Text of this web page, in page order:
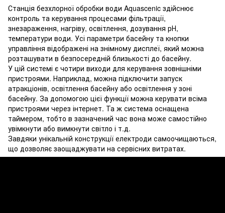
Станція безхлорної обробки води Aquascenic здійснює
контроль та керування процесами фільтрації,
знезараження, нагріву, освітлення, дозування рН,
температури води. Усі параметри басейну та кнопки
управління відображені на знімному дисплеї, який можна
розташувати в безпосередній близькості до басейну.
У цій системі є чотири виходи для керування зовнішніми
пристроями. Наприклад, можна підключити запуск
атракціонів, освітлення басейну або освітлення у зоні
басейну. За допомогою цієї функції можна керувати всіма
пристроями через інтернет. Та ж система оснащена
таймером, тобто в зазначений час вона може самостійно
увімкнути або вимкнути світло і т.д.
Завдяки унікальній конструкції електроди самоочищаються,
що дозволяє заощаджувати на сервісних витратах.